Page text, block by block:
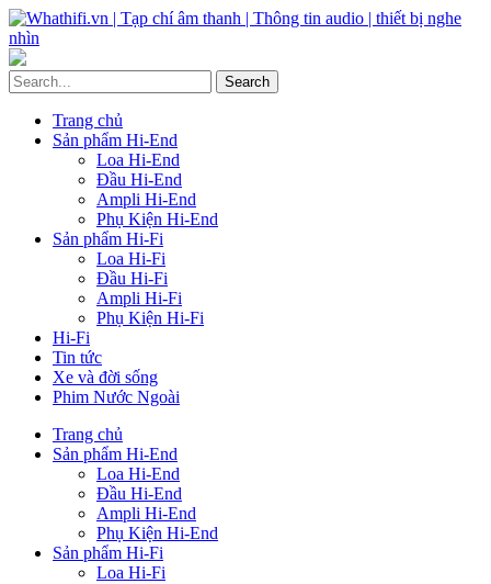
Trang chủ
Sản phẩm Hi-End
Loa Hi-End
Đầu Hi-End
Ampli Hi-End
Phụ Kiện Hi-End
Sản phẩm Hi-Fi
Loa Hi-Fi
Đầu Hi-Fi
Ampli Hi-Fi
Phụ Kiện Hi-Fi
Hi-Fi
Tin tức
Xe và đời sống
Phim Nước Ngoài
Trang chủ
Sản phẩm Hi-End
Loa Hi-End
Đầu Hi-End
Ampli Hi-End
Phụ Kiện Hi-End
Sản phẩm Hi-Fi
Loa Hi-Fi